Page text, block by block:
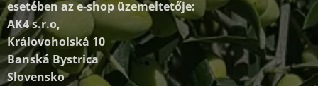
esetében az e-shop üzemeltetője:
AK4 s.r.o,
Královoholská 10
Banská Bystrica
Slovensko